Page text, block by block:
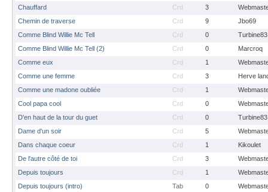
Chauffard
Crd 3
Chemin de traverse
Crd 9
Jbo69
Comme Blind Willie Mc Tell
Crd 0
Turbine83
Comme Blind Willie Mc Tell (2)
Crd 0
Marcroq
Comme eux
Crd 1
Comme une femme
Crd 3
Herve
Comme une madone oubliée
Crd 1
Cool papa cool
Crd 0
D'en haut de la tour du guet
Crd 0
Turbine83
Dame d'un soir
Crd 5
Dans chaque coeur
Crd 1
Kikoulet
De l'autre côté de toi
Crd 3
Depuis toujours
Crd 1
Depuis toujours (intro)
Tab 0